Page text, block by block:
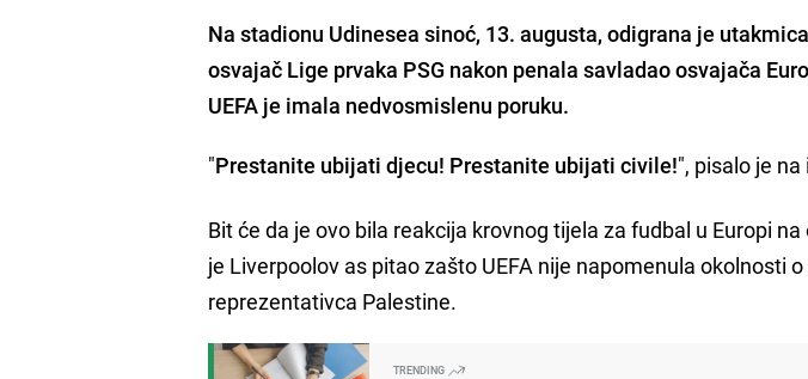
Na stadionu Udinesea sinoć, 13. augusta, odigrana je
osvajač Lige prvaka PSG nakon penala savladao osvajača
UEFA je imala nedvosmislenu poruku.
"Prestanite ubijati djecu! Prestanite ubijati civile!", pisalo je
Bit će da je ovo bila reakcija krovnog tijela za fudbal u Europi na
je Liverpoolov as pitao zašto UEFA nije napomenula okolnosti
reprezentativca Palestine.
TRENDING